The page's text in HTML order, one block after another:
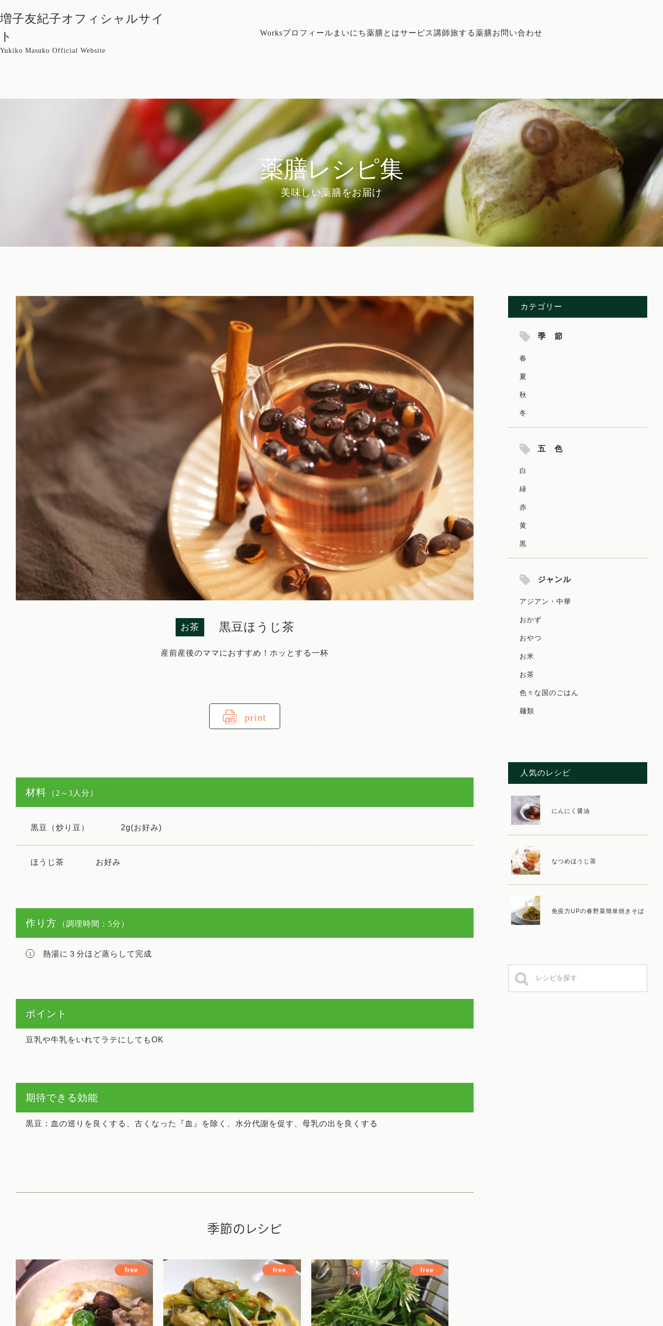
増子友紀子オフィシャルサイ
ト
Yukiko Masuko Official Website
Worksプロフィール まいにち薬膳とはサービス講師旅する薬膳お問い合わせ
薬膳レシピ集
美味しい薬膳をお届け
お茶 黒豆ほうじ茶
産前産後のママにおすすめ！ホッとする一杯
print
材料 （2～3人分）
黒豆（炒り豆） 2g(お好み)
ほうじ茶 お好み
作り方 （調理時間：5分）
熱湯に３分ほど蒸らして完成
ポイント
豆乳や牛乳をいれてラテにしてもOK
期待できる効能
黒豆：血の巡りを良くする、古くなった『血』を除く、水分代謝を促す、母乳の出を良くする
季節のレシピ
free free free
カテゴリー
季 節
春
夏
秋
冬
五 色
白
緑
赤
黄
黒
ジャンル
アジアン・中華
おかず
おやつ
お米
お茶
色々な国のごはん
麺類
人気のレシピ
にんにく醤油
なつめほうじ茶
免疫力UPの春野菜簡単焼きそば